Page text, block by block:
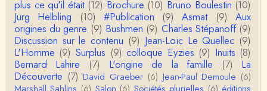
Christophe Darmangeat
...Et merci à vous pour Snow – qui m'a l'air d'être
davantage une histoire qu'une et…
roland chaudat
Tout à fait d'accord avec vous et quant à Leacock j
e n'ai lu qu'un de ses ouvrages et il…
plus ce qu'il était (12) Brochure (10) Bruno Boulestin (10)
Jürg Helbling
(10) #Publication (9) Asmat (9)
Aux
origines du genre (9) Bushmen (9) Charles Stépanoff (9)
Discussion sur le contenu (9) Jean-Loïc Le Quellec (9)
L'Homme (9) Surplus (9) colloque Eyzies (9) Inuits (8)
Bernard Lahire
(7) L'origine de la famille (7)
La
Découverte (7) David Graeber (6) Jean-Paul Demoule (6)